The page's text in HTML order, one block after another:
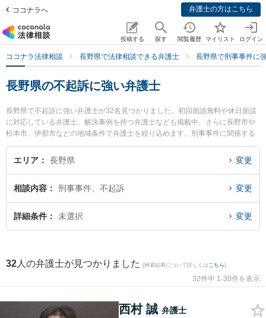
ココナラへ 弁護士の方はこちら
投稿する 探す 閲覧履歴 マイリスト ログイン
ココナラ法律相談 長野県で法律相談できる弁護士 長野県で刑事事件に
長野県の不起訴に強い弁護士
長野県で不起訴に強い弁護士が32名見つかりました。初回面談無料や休日面談
に対応している弁護士、解決事例を持つ弁護士なども掲載中。さらに長野市や
松本市、伊那市などの地域条件で弁護士を絞り込めます。刑事事件に関係する
加害者側や少年事件、再犯・前科あり等の細かな分野での絞り込み検索もでき
便利です。特に西村誠法律事務所の西村 誠弁護士や弁護士法人一新総合法律事
す。『長野県で土日や夜間に発生した不起訴のトラブルを今すぐに弁護士に相
談したい』『不起訴のトラブル解決の実績豊富な近くの弁護士を検索したい』
『初回相談無料で不起訴を法律相談できる長野県内の弁護士に相談予約した
エリア 長野県 変更
相談内容 刑事事件、不起訴 変更
詳細条件 未選択 変更
32 人の弁護士が見つかりました (検索結果について詳しくは こちら)
32件中 1-30件を表示
西村 誠 弁護士